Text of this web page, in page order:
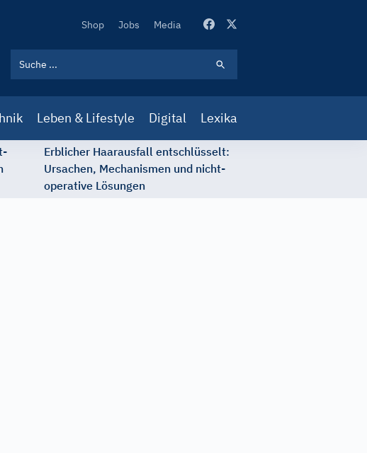
Secondary
Shop Jobs Media
Leben & Lifestyle Digital Lexika
Erblicher Haarausfall entschlüsselt:
Ursachen, Mechanismen und nicht-
operative Lösungen